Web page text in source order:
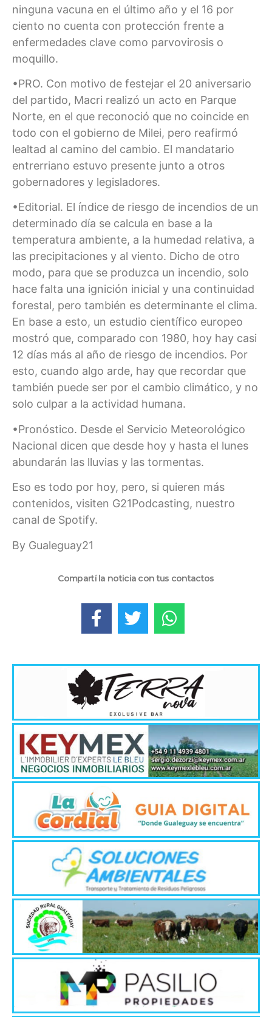
ninguna vacuna en el último año y el 16 por
ciento no cuenta con protección frente a
enfermedades clave como parvovirosis o
moquillo.
•PRO. Con motivo de festejar el 20 aniversario
del partido, Macri realizó un acto en Parque
Norte, en el que reconoció que no coincide en
todo con el gobierno de Milei, pero reafirmó
lealtad al camino del cambio. El mandatario
entrerriano estuvo presente junto a otros
gobernadores y legisladores.
•Editorial. El índice de riesgo de incendios de un
determinado día se calcula en base a la
temperatura ambiente, a la humedad relativa, a
las precipitaciones y al viento. Dicho de otro
modo, para que se produzca un incendio, solo
hace falta una ignición inicial y una continuidad
forestal, pero también es determinante el clima.
En base a esto, un estudio científico europeo
mostró que, comparado con 1980, hoy hay casi
12 días más al año de riesgo de incendios. Por
esto, cuando algo arde, hay que recordar que
también puede ser por el cambio climático, y no
solo culpar a la actividad humana.
•Pronóstico. Desde el Servicio Meteorológico
Nacional dicen que desde hoy y hasta el lunes
abundarán las lluvias y las tormentas.
Eso es todo por hoy, pero, si quieren más
contenidos, visiten G21Podcasting, nuestro
canal de Spotify.
By Gualeguay21
Compartí la noticia con tus contactos